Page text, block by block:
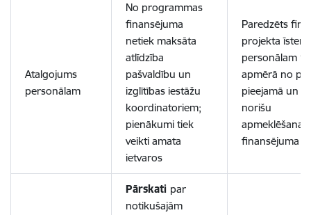
Atalgojums
personālam
No programmas
finansējuma
netiek maksāta
atlīdzība
pašvaldību un
izglītības iestāžu
koordinatoriem;
pienākumi tiek
veikti amata
ietvaros
Paredzēts
projekta
personālam
apmērā no
pieejamā un
norišu
apmeklēšanai
finansējuma
Pārskati par
notikušajām